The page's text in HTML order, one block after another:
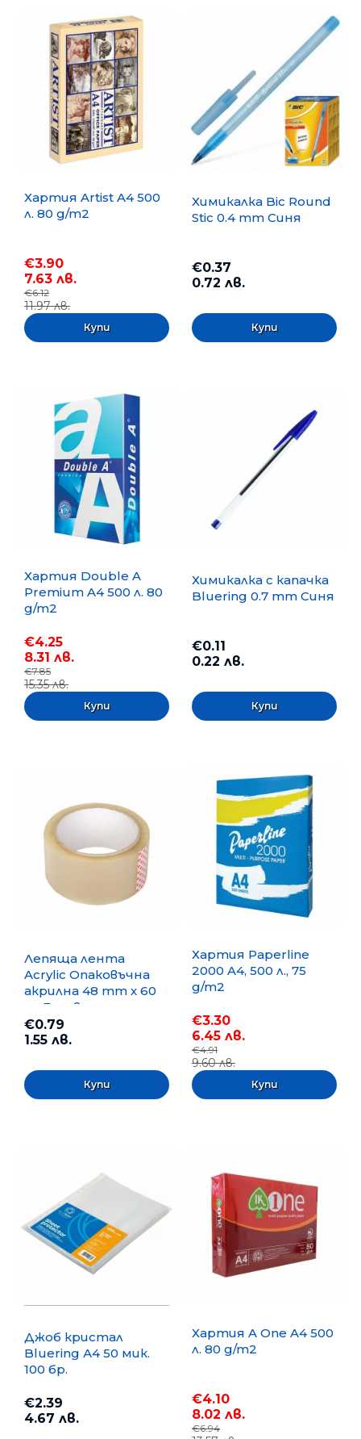
Хартия Artist A4 500
л. 80 g/m2
€3.90
7.63 лв.
€6.12
11.97 лв.
Химикалка Bic Round
Stic 0.4 mm Синя
€0.37
0.72 лв.
Хартия Double A
Premium A4 500 л. 80
g/m2
€4.25
8.31 лв.
€7.85
15.35 лв.
Химикалка с капачка
Bluering 0.7 mm Синя
€0.11
0.22 лв.
Лепяща лента
Acrylic Опаковъчна
акрилна 48 mm x 60
m, Безцветна
€0.79
1.55 лв.
Хартия Paperline
2000 A4, 500 л., 75
g/m2
€3.30
6.45 лв.
€4.91
9.60 лв.
Джоб кристал
Bluering А4 50 мик.
100 бр.
€2.39
4.67 лв.
Хартия A One A4 500
л. 80 g/m2
€4.10
8.02 лв.
€6.94